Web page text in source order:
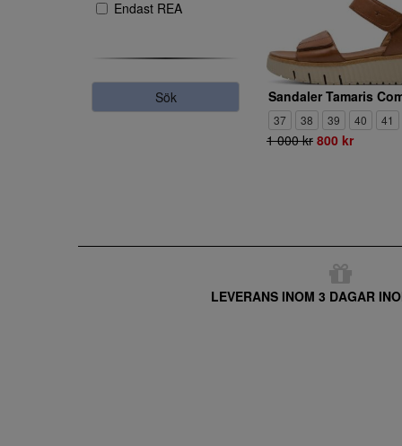
Endast REA
Sök
37 38 39 40 41
1 000 kr 800 kr
LEVERANS INOM 3 DAGAR